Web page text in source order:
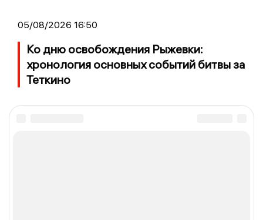
05/08/2026 16:50
Ко дню освобождения Рыжевки:
хронология основных событий битвы за
Теткино